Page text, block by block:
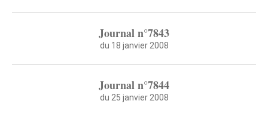
Journal n°7843
du 18 janvier 2008
Journal n°7844
du 25 janvier 2008